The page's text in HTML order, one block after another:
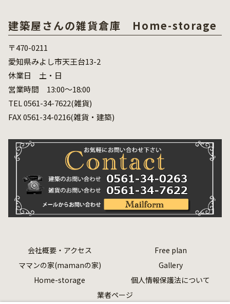
建築屋さんの雑貨倉庫 Home-storage
〒470-0211
愛知県みよし市天王台13-2
休業日 土・日
営業時間 13:00～18:00
TEL 0561-34-7622(雑貨)
FAX 0561-34-0216(雑貨・建築)
会社概要・アクセス
Free plan
ママンの家(mamanの家)
Gallery
Home-storage
個人情報保護法について
業者ページ